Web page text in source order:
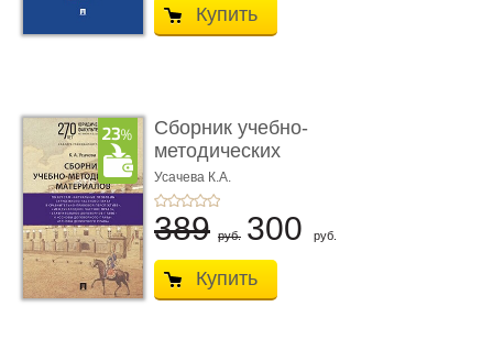
Купить
Сборник учебно-
методических
материалов по кур ...
Усачева К.А.
389 руб. 300 руб.
Купить